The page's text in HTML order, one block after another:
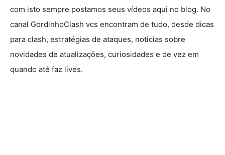
com isto sempre postamos seus vídeos aqui no blog. No
canal GordinhoClash vcs encontram de tudo, desde dicas
para clash, estratégias de ataques, noticias sobre
novidades de atualizações, curiosidades e de vez em
quando até faz lives.